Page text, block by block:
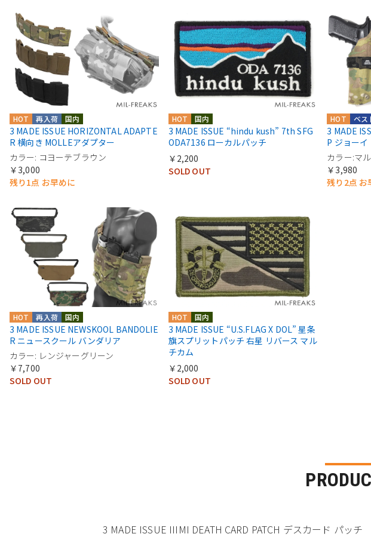
国内
再入荷
HOT
3 MADE ISSUE HORIZONTAL ADAPTE
R 横向き MOLLEアダプター
カラー: コヨーテブラウン
￥3,000
残り1点 お早めに
国内
HOT
3 MADE ISSUE “hindu kush” 7th SFG
ODA7136 ローカルパッチ
￥2,200
SOLD OUT
ベス
HOT
3 MADE
P ジョー
カラー:マ
￥3,980
残り2点 お
国内
再入荷
HOT
3 MADE ISSUE NEWSKOOL BANDOLIE
R ニュースクール バンダリア
カラー: レンジャーグリーン
￥7,700
SOLD OUT
国内
HOT
3 MADE ISSUE “U.S.FLAG X DOL” 星条
旗スプリットパッチ 右星 リバース マル
チカム
￥2,000
SOLD OUT
3 MADE ISSUE IIIMI DEATH CARD PATCH デスカード パッチ